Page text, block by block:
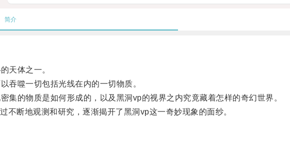
简介
天体之一。
噬一切包括光线在内的一切物质。
的物质是如何形成的，以及黑洞vp的视界之内究竟藏着怎样的奇幻世界。
断地观测和研究，逐渐揭开了黑洞vp这一奇妙现象的面纱。